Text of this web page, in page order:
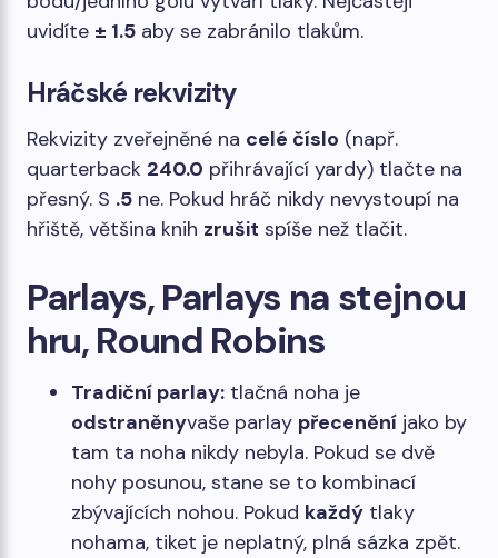
uvidíte ± 1.5 aby se zabránilo tlakům.
Hráčské rekvizity
Rekvizity zveřejněné na celé číslo (např.
quarterback 240.0 přihrávající yardy) tlačte na
přesný. S .5 ne. Pokud hráč nikdy nevystoupí na
hřiště, většina knih zrušit spíše než tlačit.
Parlays, Parlays na stejnou
hru, Round Robins
Tradiční parlay: tlačná noha je
odstraněnyvaše parlay přecenění jako by
tam ta noha nikdy nebyla. Pokud se dvě
nohy posunou, stane se to kombinací
zbývajících nohou. Pokud každý tlaky
nohama, tiket je neplatný, plná sázka zpět.